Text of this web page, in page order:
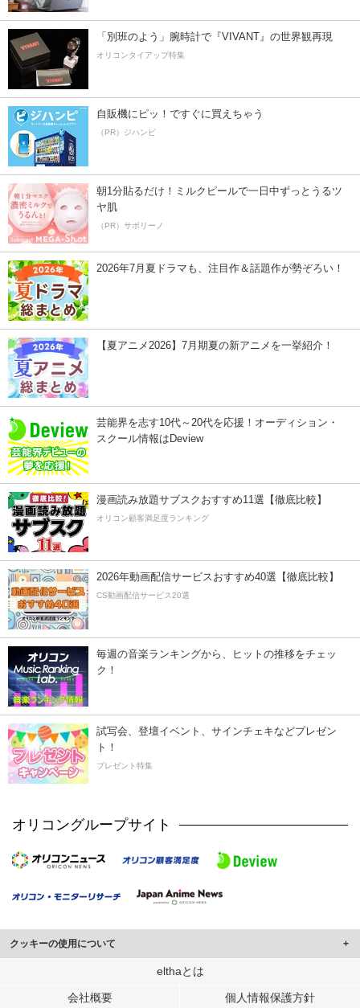
「別班のよう」腕時計で『VIVANT』の世界観再現
オリコンタイアップ特集
自販機にピッ！ですぐに買えちゃう
（PR）ジハンピ
朝1分貼るだけ！ミルクピールで一日中ずっとうるツ
ヤ肌
（PR）サボリーノ
2026年7月夏ドラマも、注目作＆話題作が勢ぞろい！
【夏アニメ2026】7月期夏の新アニメを一挙紹介！
芸能界を志す10代～20代を応援！オーディション・
スクール情報はDeview
漫画読み放題サブスクおすすめ11選【徹底比較】
オリコン顧客満足度ランキング
2026年動画配信サービスおすすめ40選【徹底比較】
CS動画配信サービス20選
毎週の音楽ランキングから、ヒットの推移をチェッ
ク！
試写会、登壇イベント、サインチェキなどプレゼン
ト！
プレゼント特集
オリコングループサイト
クッキーの使用について
このサイトでは Cookie を使用して、ユーザーに合わせたコンテンツや広告の
行っています。
elthaとは
会社概要 個人情報保護方針